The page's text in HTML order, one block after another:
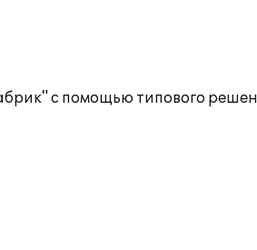
с помощью типового